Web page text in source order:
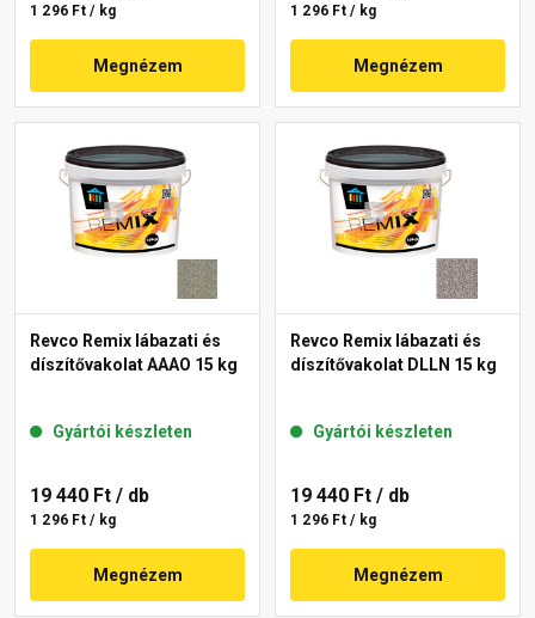
1 296 Ft / kg
Megnézem
1 296 Ft / kg
Megnézem
Revco Remix lábazati és
díszítővakolat AAAO 15 kg
Gyártói készleten
19 440 Ft / db
1 296 Ft / kg
Megnézem
Revco Remix lábazati és
díszítővakolat DLLN 15 kg
Gyártói készleten
19 440 Ft / db
1 296 Ft / kg
Megnézem